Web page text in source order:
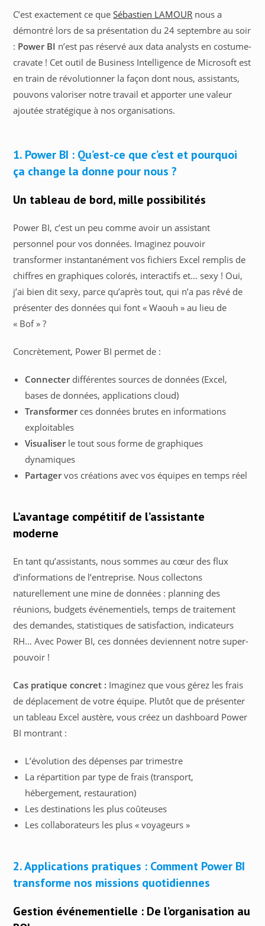
C’est exactement ce queSébastien LAMOUR nous a
démontré lors de sa présentation du 24 septembre au soir
: Power BI n’est pas réservé aux data analysts en costume-
cravate ! Cet outil de Business Intelligence de Microsoft est
en train de révolutionner la façon dont nous, assistants,
pouvons valoriser notre travail et apporter une valeur
ajoutée stratégique à nos organisations.
1. Power BI : Qu’est-ce que c’est et pourquoi
ça change la donne pour nous ?
Un tableau de bord, mille possibilités
Power BI, c’est un peu comme avoir un assistant
personnel pour vos données. Imaginez pouvoir
transformer instantanément vos fichiers Excel remplis de
chiffres en graphiques colorés, interactifs et… sexy ! Oui,
j’ai bien dit sexy, parce qu’après tout, qui n’a pas rêvé de
présenter des données qui font « Waouh » au lieu de
« Bof » ?
Concrètement, Power BI permet de :
Connecterdifférentes sources de données (Excel,
bases de données, applications cloud)
Transformerces données brutes en informations
exploitables
Visualiserle tout sous forme de graphiques
dynamiques
Partagervos créations avec vos équipes en temps réel
L’avantage compétitif de l’assistante
moderne
En tant qu’assistants, nous sommes au cœur des flux
d’informations de l’entreprise. Nous collectons
naturellement une mine de données : planning des
réunions, budgets événementiels, temps de traitement
des demandes, statistiques de satisfaction, indicateurs
RH… Avec Power BI, ces données deviennent notre super-
pouvoir !
Cas pratique concret : Imaginez que vous gérez les frais
de déplacement de votre équipe. Plutôt que de présenter
un tableau Excel austère, vous créez un dashboard Power
BI montrant :
L’évolution des dépenses par trimestre
La répartition par type de frais (transport,
hébergement, restauration)
Les destinations les plus coûteuses
Les collaborateurs les plus « voyageurs »
2. Applications pratiques : Comment Power BI
transforme nos missions quotidiennes
Gestion événementielle : De l’organisation au